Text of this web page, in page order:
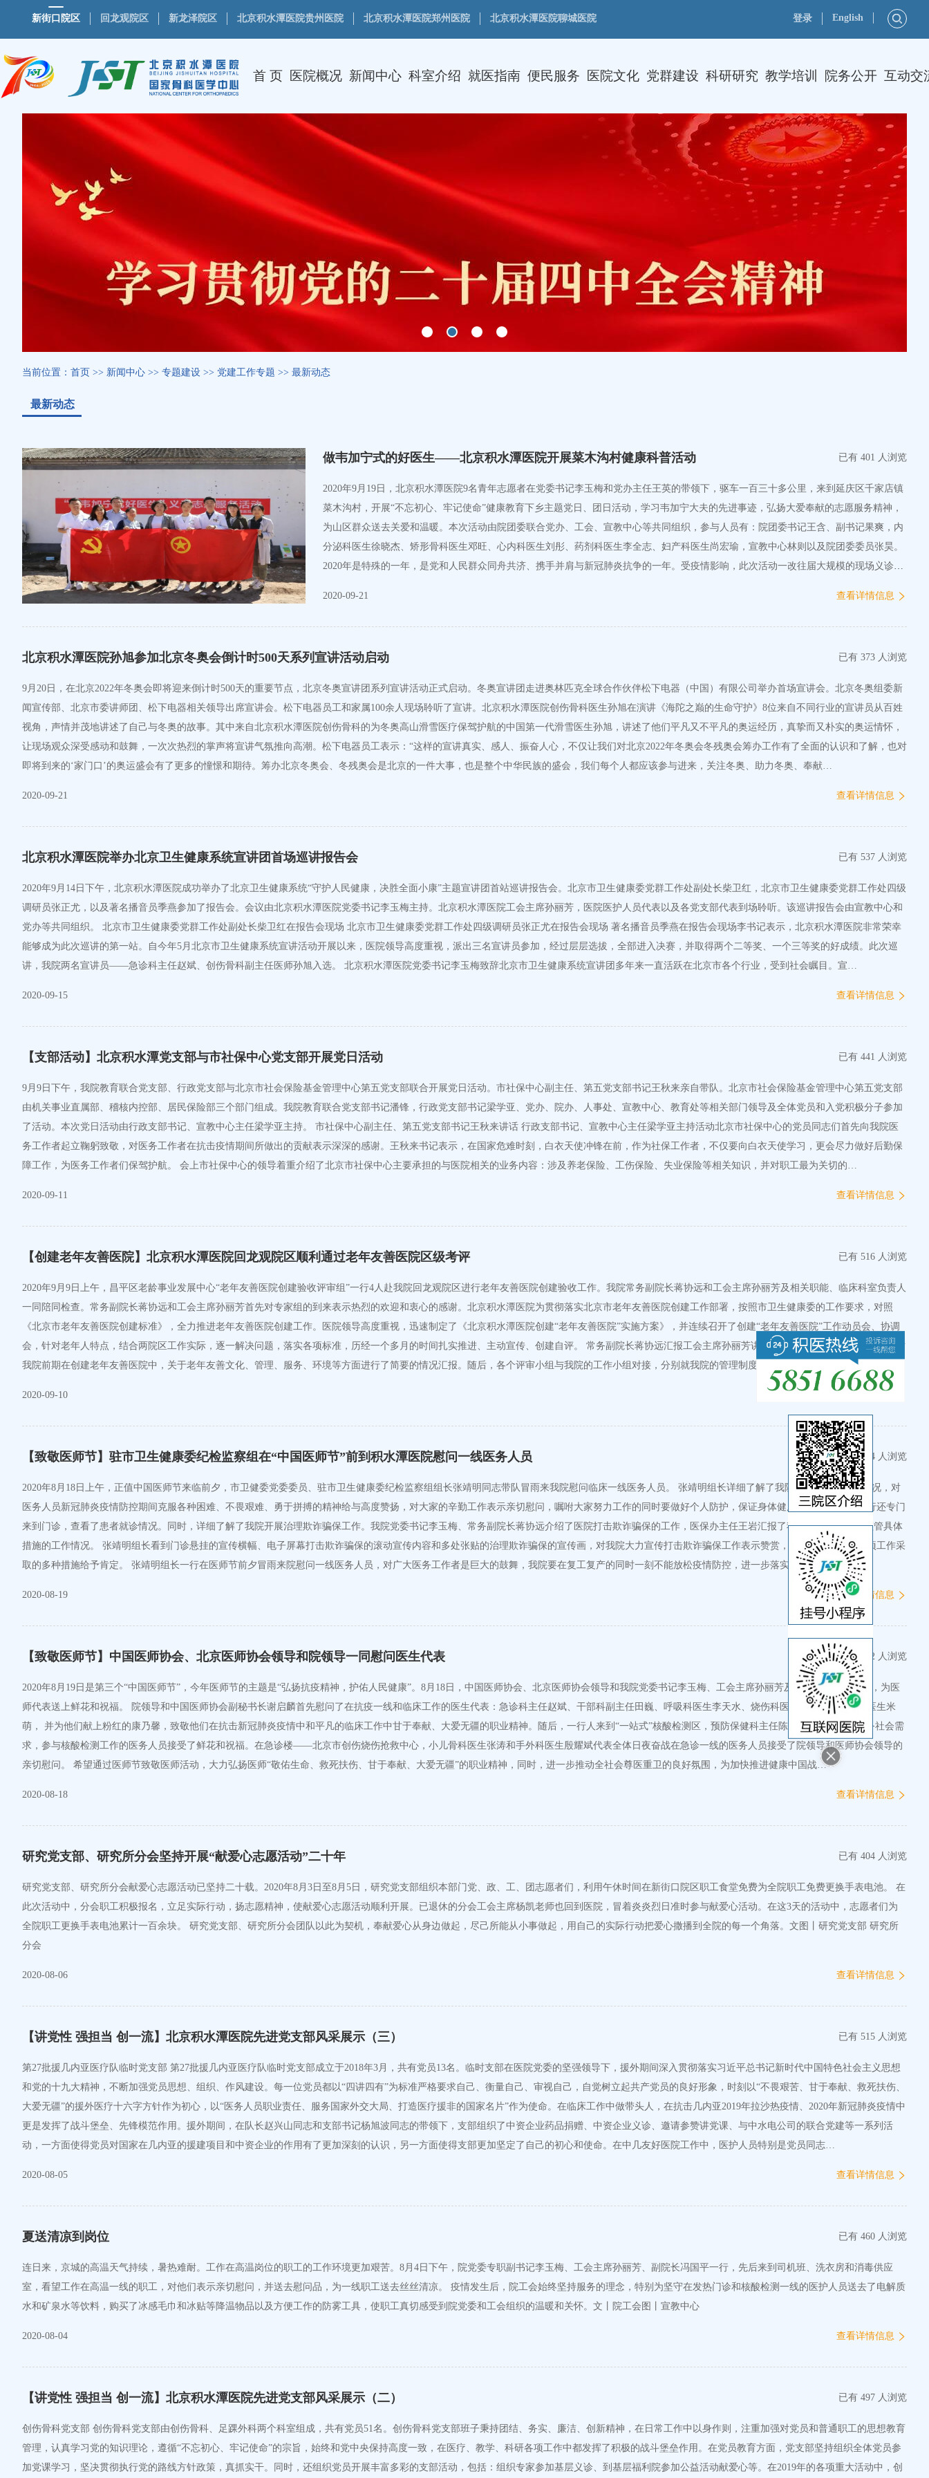
新街口院区 回龙观院区 新龙泽院区 北京积水潭医院贵州医院 北京积水潭医院郑州医院 北京积水潭医院聊城医院 登录 English
首 页 医院概况 新闻中心 科室介绍 就医指南 便民服务 医院文化 党群建设 科研研究 教学培训 院务公开 互动交
当前位置： 首页 >> 新闻中心 >> 专题建设 >> 党建工作专题 >> 最新动态
最新动态
做韦加宁式的好医生——北京积水潭医院开展菜木沟村健康科普活动 已有 401 人浏览
2020年9月19日，北京积水潭医院9名青年志愿者在党委书记李玉梅和党办主任王英的带领下，驱车一百三十多公里，来到延庆区千家店镇
菜木沟村，开展“不忘初心、牢记使命”健康教育下乡主题党日、团日活动，学习韦加宁大夫的先进事迹，弘扬大爱奉献的志愿服务精神，
为山区群众送去关爱和温暖。本次活动由院团委联合党办、工会、宣教中心等共同组织，参与人员有：院团委书记王含、副书记果爽，内
分泌科医生徐晓杰、矫形骨科医生邓旺、心内科医生刘彤、药剂科医生李全志、妇产科医生尚宏瑜，宣教中心林则以及院团委委员张昊。
2020年是特殊的一年，是党和人民群众同舟共济、携手并肩与新冠肺炎抗争的一年。受疫情影响，此次活动一改往届大规模的现场义诊，
乡亲们身体出现哪些症状时需要及时就医，大大提高了乡亲们对糖…
2020-09-21 查看详情信息
北京积水潭医院孙旭参加北京冬奥会倒计时500天系列宣讲活动启动 已有 373 人浏览
9月20日，在北京2022年冬奥会即将迎来倒计时500天的重要节点，北京冬奥宣讲团系列宣讲活动正式启动。冬奥宣讲团走进奥林匹克全球合作伙伴松下电器（中国）有限公司举办首场宣讲会。北京冬奥组委新
闻宣传部、北京市委讲师团、松下电器相关领导出席宣讲会。松下电器员工和家属100余人现场聆听了宣讲。北京积水潭医院创伤骨科医生孙旭在演讲《海陀之巅的生命守护》8位来自不同行业的宣讲员从百姓
视角，声情并茂地讲述了自己与冬奥的故事。其中来自北京积水潭医院创伤骨科的为冬奥高山滑雪医疗保驾护航的中国第一代滑雪医生孙旭，讲述了他们平凡又不平凡的奥运经历，真挚而又朴实的奥运情怀，
让现场观众深受感动和鼓舞，一次次热烈的掌声将宣讲气氛推向高潮。松下电器员工表示：“这样的宣讲真实、感人、振奋人心，不仅让我们对北京2022年冬奥会冬残奥会筹办工作有了全面的认识和了解，也对
即将到来的‘家门口’的奥运盛会有了更多的憧憬和期待。筹办北京冬奥会、冬残奥会是北京的一件大事，也是整个中华民族的盛会，我们每个人都应该参与进来，关注冬奥、助力冬奥、奉献…
2020-09-21 查看详情信息
北京积水潭医院举办北京卫生健康系统宣讲团首场巡讲报告会 已有 537 人浏览
2020年9月14日下午，北京积水潭医院成功举办了北京卫生健康系统“守护人民健康，决胜全面小康”主题宣讲团首站巡讲报告会。北京市卫生健康委党群工作处副处长柴卫红，北京市卫生健康委党群工作处四级
调研员张正尤，以及著名播音员季燕参加了报告会。会议由北京积水潭医院党委书记李玉梅主持。北京积水潭医院工会主席孙丽芳，医院医护人员代表以及各党支部代表到场聆听。该巡讲报告会由宣教中心和
党办等共同组织。 北京市卫生健康委党群工作处副处长柴卫红在报告会现场 北京市卫生健康委党群工作处四级调研员张正尤在报告会现场 著名播音员季燕在报告会现场李书记表示，北京积水潭医院非常荣幸
能够成为此次巡讲的第一站。自今年5月北京市卫生健康系统宣讲活动开展以来，医院领导高度重视，派出三名宣讲员参加，经过层层选拔，全部进入决赛，并取得两个二等奖、一个三等奖的好成绩。此次巡
讲，我院两名宣讲员——急诊科主任赵斌、创伤骨科副主任医师孙旭入选。 北京积水潭医院党委书记李玉梅致辞北京市卫生健康系统宣讲团多年来一直活跃在北京市各个行业，受到社会瞩目。宣…
2020-09-15 查看详情信息
【支部活动】北京积水潭党支部与市社保中心党支部开展党日活动 已有 441 人浏览
9月9日下午，我院教育联合党支部、行政党支部与北京市社会保险基金管理中心第五党支部联合开展党日活动。市社保中心副主任、第五党支部书记王秋来亲自带队。北京市社会保险基金管理中心第五党支部
由机关事业直属部、稽核内控部、居民保险部三个部门组成。我院教育联合党支部书记潘锋，行政党支部书记梁学亚、党办、院办、人事处、宣教中心、教育处等相关部门领导及全体党员和入党积极分子参加
了活动。本次党日活动由行政支部书记、宣教中心主任梁学亚主持。 市社保中心副主任、第五党支部书记王秋来讲话 行政支部书记、宣教中心主任梁学亚主持活动北京市社保中心的党员同志们首先向我院医
务工作者起立鞠躬致敬，对医务工作者在抗击疫情期间所做出的贡献表示深深的感谢。王秋来书记表示，在国家危难时刻，白衣天使冲锋在前，作为社保工作者，不仅要向白衣天使学习，更会尽力做好后勤保
障工作，为医务工作者们保驾护航。 会上市社保中心的领导着重介绍了北京市社保中心主要承担的与医院相关的业务内容：涉及养老保险、工伤保险、失业保险等相关知识，并对职工最为关切的…
2020-09-11 查看详情信息
【创建老年友善医院】北京积水潭医院回龙观院区顺利通过老年友善医院区级考评 已有 516 人浏览
2020年9月9日上午，昌平区老龄事业发展中心“老年友善医院创建验收评审组”一行4人赴我院回龙观院区进行老年友善医院创建验收工作。我院常务副院长蒋协远和工会主席孙丽芳及相关职能、临床科室负责人
一同陪同检查。常务副院长蒋协远和工会主席孙丽芳首先对专家组的到来表示热烈的欢迎和衷心的感谢。北京积水潭医院为贯彻落实北京市老年友善医院创建工作部署，按照市卫生健康委的工作要求，对照
《北京市老年友善医院创建标准》，全力推进老年友善医院创建工作。医院领导高度重视，迅速制定了《北京积水潭医院创建“老年友善医院”实施方案》，并连续召开了创建“老年友善医院”工作动员会、协调
会，针对老年人特点，结合两院区工作实际，逐一解决问题，落实各项标准，历经一个多月的时间扎实推进、主动宣传、创建自评。 常务副院长蒋协远汇报工会主席孙丽芳讲话评审会上，常务副院长蒋协远对
我院前期在创建老年友善医院中，关于老年友善文化、管理、服务、环境等方面进行了简要的情况汇报。随后，各个评审小组与我院的工作小组对接，分别就我院的管理制度、文化宣传、服…
2020-09-10
【致敬医师节】驻市卫生健康委纪检监察组在“中国医师节”前到积水潭医院慰问一线医务人员 已有 394 人浏览
2020年8月18日上午，正值中国医师节来临前夕，市卫健委党委委员、驻市卫生健康委纪检监察组组长张靖明同志带队冒雨来我院慰问临床一线医务人员。 张靖明组长详细了解了我院医务人员的工作情况，对
医务人员新冠肺炎疫情防控期间克服各种困难、不畏艰难、勇于拼搏的精神给与高度赞扬，对大家的辛勤工作表示亲切慰问，嘱咐大家努力工作的同时要做好个人防护，保证身体健康。 张靖明组长一行还专门
来到门诊，查看了患者就诊情况。同时，详细了解了我院开展治理欺诈骗保工作。我院党委书记李玉梅、常务副院长蒋协远介绍了医院打击欺诈骗保的工作，医保办主任王岩汇报了我院严格医保基金监管具体
措施的工作情况。 张靖明组长看到门诊悬挂的宣传横幅、电子屏幕打击欺诈骗保的滚动宣传内容和多处张贴的治理欺诈骗保的宣传画，对我院大力宣传打击欺诈骗保工作表示赞赏，对医院扎实开展专项工作采
取的多种措施给予肯定。 张靖明组长一行在医师节前夕冒雨来院慰问一线医务人员，对广大医务工作者是巨大的鼓舞，我院要在复工复产的同时一刻不能放松疫情防控，进一步落实好“两个责…
2020-08-19 查看详情信息
【致敬医师节】中国医师协会、北京医师协会领导和院领导一同慰问医生代表 已有 422 人浏览
2020年8月19日是第三个“中国医师节”，今年医师节的主题是“弘扬抗疫精神，护佑人民健康”。8月18日，中国医师协会、北京医师协会领导和我院党委书记李玉梅、工会主席孙丽芳及相关处室主任一起，为医
师代表送上鲜花和祝福。 院领导和中国医师协会副秘书长谢启麟首先慰问了在抗疫一线和临床工作的医生代表：急诊科主任赵斌、干部科副主任田巍、呼吸科医生李天水、烧伤科医生王成和创伤骨科医生米
萌， 并为他们献上粉红的康乃馨，致敬他们在抗击新冠肺炎疫情中和平凡的临床工作中甘于奉献、大爱无疆的职业精神。随后，一行人来到“一站式”核酸检测区，预防保健科主任陈狄代表所有积极服务社会需
求，参与核酸检测工作的医务人员接受了鲜花和祝福。在急诊楼——北京市创伤烧伤抢救中心，小儿骨科医生张涛和手外科医生殷耀斌代表全体日夜奋战在急诊一线的医务人员接受了院领导和医师协会领导的
亲切慰问。 希望通过医师节致敬医师活动，大力弘扬医师“敬佑生命、救死扶伤、甘于奉献、大爱无疆”的职业精神，同时，进一步推动全社会尊医重卫的良好氛围，为加快推进健康中国战…
2020-08-18 查看详情信息
研究党支部、研究所分会坚持开展“献爱心志愿活动”二十年 已有 404 人浏览
研究党支部、研究所分会献爱心志愿活动已坚持二十载。2020年8月3日至8月5日，研究党支部组织本部门党、政、工、团志愿者们，利用午休时间在新街口院区职工食堂免费为全院职工免费更换手表电池。 在
此次活动中，分会职工积极报名，立足实际行动，扬志愿精神，使献爱心志愿活动顺利开展。已退休的分会工会主席杨凯老师也回到医院，冒着炎炎烈日准时参与献爱心活动。在这3天的活动中，志愿者们为
全院职工更换手表电池累计一百余块。 研究党支部、研究所分会团队以此为契机，奉献爱心从身边做起，尽己所能从小事做起，用自己的实际行动把爱心撒播到全院的每一个角落。文图丨研究党支部 研究所
分会
2020-08-06 查看详情信息
【讲党性 强担当 创一流】北京积水潭医院先进党支部风采展示（三） 已有 515 人浏览
第27批援几内亚医疗队临时党支部 第27批援几内亚医疗队临时党支部成立于2018年3月，共有党员13名。临时支部在医院党委的坚强领导下，援外期间深入贯彻落实习近平总书记新时代中国特色社会主义思想
和党的十九大精神，不断加强党员思想、组织、作风建设。每一位党员都以“四讲四有”为标准严格要求自己、衡量自己、审视自己，自觉树立起共产党员的良好形象，时刻以“不畏艰苦、甘于奉献、救死扶伤、
大爱无疆”的援外医疗十六字方针作为初心，以“医务人员职业责任、服务国家外交大局、打造医疗援非的国家名片”作为使命。在临床工作中做带头人，在抗击几内亚2019年拉沙热疫情、2020年新冠肺炎疫情中
更是发挥了战斗堡垒、先锋模范作用。援外期间，在队长赵兴山同志和支部书记杨旭波同志的带领下，支部组织了中资企业药品捐赠、中资企业义诊、邀请参赞讲党课、与中水电公司的联合党建等一系列活
动，一方面使得党员对国家在几内亚的援建项目和中资企业的作用有了更加深刻的认识，另一方面使得支部更加坚定了自己的初心和使命。在中几友好医院工作中，医护人员特别是党员同志…
2020-08-05 查看详情信息
夏送清凉到岗位 已有 460 人浏览
连日来，京城的高温天气持续，暑热难耐。工作在高温岗位的职工的工作环境更加艰苦。8月4日下午，院党委专职副书记李玉梅、工会主席孙丽芳、副院长冯国平一行，先后来到司机班、洗衣房和消毒供应
室，看望工作在高温一线的职工，对他们表示亲切慰问，并送去慰问品，为一线职工送去丝丝清凉。 疫情发生后，院工会始终坚持服务的理念，特别为坚守在发热门诊和核酸检测一线的医护人员送去了电解质
水和矿泉水等饮料，购买了冰感毛巾和冰贴等降温物品以及方便工作的防雾工具，使职工真切感受到院党委和工会组织的温暖和关怀。文丨院工会图丨宣教中心
2020-08-04 查看详情信息
【讲党性 强担当 创一流】北京积水潭医院先进党支部风采展示（二） 已有 497 人浏览
创伤骨科党支部 创伤骨科党支部由创伤骨科、足踝外科两个科室组成，共有党员51名。创伤骨科党支部班子秉持团结、务实、廉洁、创新精神，在日常工作中以身作则，注重加强对党员和普通职工的思想教育
管理，认真学习党的知识理论，遵循“不忘初心、牢记使命”的宗旨，始终和党中央保持高度一致，在医疗、教学、科研各项工作中都发挥了积极的战斗堡垒作用。在党员教育方面，党支部坚持组织全体党员参
加党课学习，坚决贯彻执行党的路线方针政策，真抓实干。同时，还组织党员开展丰富多彩的支部活动，包括：组织专家参加基层义诊、到基层福利院参加公益活动献爱心等。在2019年的各项重大活动中，创